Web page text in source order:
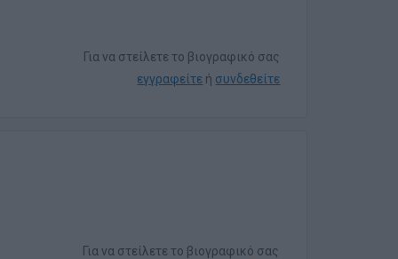
Για να στείλετε το βιογραφικό σας
εγγραφείτε ή συνδεθείτε
Για να στείλετε το βιογραφικό σας